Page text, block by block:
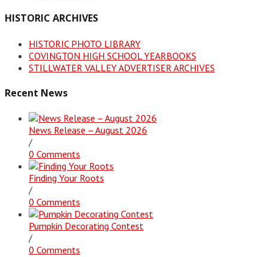
HISTORIC ARCHIVES
HISTORIC PHOTO LIBRARY
COVINGTON HIGH SCHOOL YEARBOOKS
STILLWATER VALLEY ADVERTISER ARCHIVES
Recent News
News Release – August 2026
/
0 Comments
Finding Your Roots
/
0 Comments
Pumpkin Decorating Contest
/
0 Comments